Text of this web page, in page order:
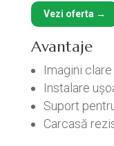
Vezi oferta →
Avantaje
Imagini
Instalare
Suport
Carcasă